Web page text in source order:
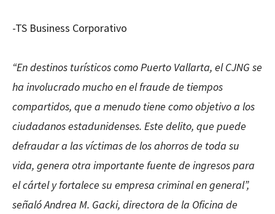
-TS Business Corporativo
“En destinos turísticos como Puerto Vallarta, el CJNG se
ha involucrado mucho en el fraude de tiempos
compartidos, que a menudo tiene como objetivo a los
ciudadanos estadunidenses. Este delito, que puede
defraudar a las víctimas de los ahorros de toda su
vida, genera otra importante fuente de ingresos para
el cártel y fortalece su empresa criminal en general”,
señalóAndrea M. Gacki, directora de la Oficina de